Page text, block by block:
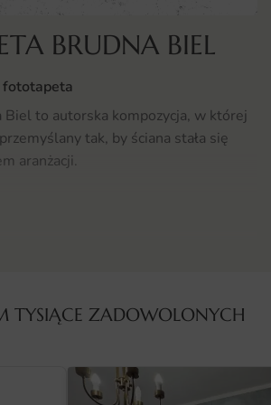
BRUDNA BIEL
fototapeta
to autorska kompozycja, w której
tak, by ściana stała się
aranżacji.
z każdej odległości. To
Brudna Biel
Brudna Biel szczególnie dobrze
w których szukamy
TYSIĄCE ZADOWOLONYCH